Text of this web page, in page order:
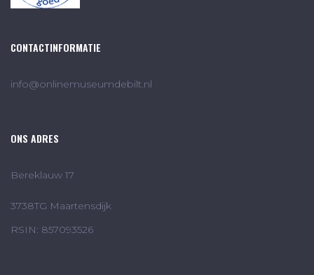
CONTACTINFORMATIE
info@onlinemuseumdebilt.nl
ONS ADRES
Bereklauw 17
3738TG Maartensdijk
RSIN: 857093526